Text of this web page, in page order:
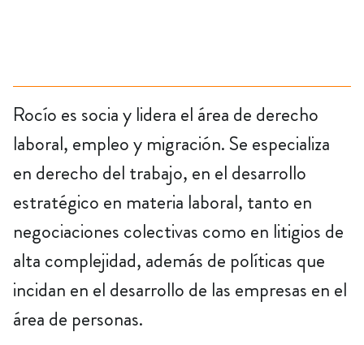
Rocío es socia y lidera el área de derecho
laboral, empleo y migración. Se especializa
en derecho del trabajo, en el desarrollo
estratégico en materia laboral, tanto en
negociaciones colectivas como en litigios de
alta complejidad, además de políticas que
incidan en el desarrollo de las empresas en el
área de personas.